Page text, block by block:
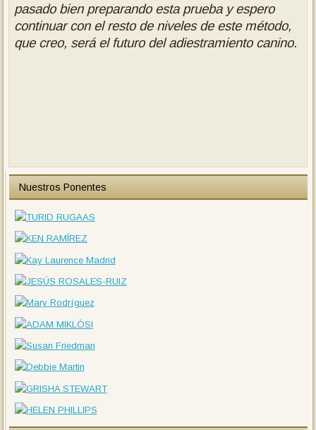
pasado bien preparando esta prueba y espero
continuar con el resto de niveles de este método,
que creo, será el futuro del adiestramiento canino.
Nuestros Ponentes